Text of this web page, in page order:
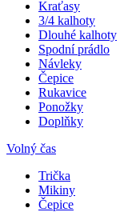
Kraťasy
3/4 kalhoty
Dlouhé kalhoty
Spodní prádlo
Návleky
Čepice
Rukavice
Ponožky
Doplňky
Volný čas
Trička
Mikiny
Čepice